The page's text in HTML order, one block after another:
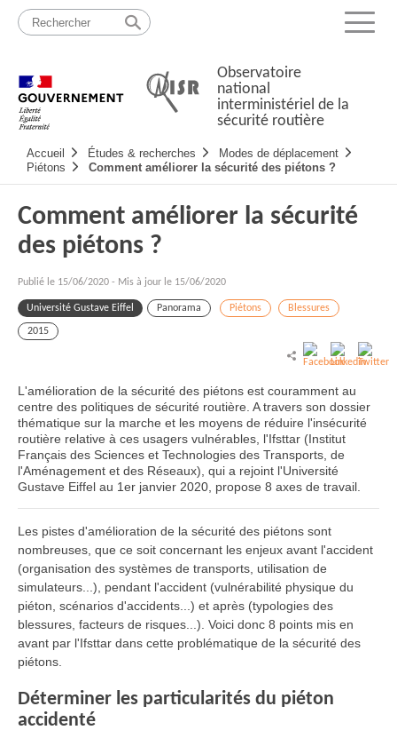
Passer
contenu
Menu
Observatoire
national
interministériel de la
sécurité routière
principale
Accueil Études & recherches
Modes de déplacement
Piétons
Comment améliorer la sécurité des piétons ?
Comment améliorer la sécurité
des piétons ?
Publié le 15/06/2020 - Mis à jour le 15/06/2020
Université Gustave Eiffel Panorama Piétons Blessures
2015
L'amélioration de la sécurité des piétons est couramment au
centre des politiques de sécurité routière. A travers son dossier
thématique sur la marche et les moyens de réduire l'insécurité
routière relative à ces usagers vulnérables, l'Ifsttar (Institut
Français des Sciences et Technologies des Transports, de
l'Aménagement et des Réseaux), qui a rejoint l'Université
Gustave Eiffel au 1er janvier 2020, propose 8 axes de travail.
Les pistes d'amélioration de la sécurité des piétons sont
nombreuses, que ce soit concernant les enjeux avant l'accident
(organisation des systèmes de transports, utilisation de
simulateurs...), pendant l'accident (vulnérabilité physique du
piéton, scénarios d'accidents...) et après (typologies des
blessures, facteurs de risques...). Voici donc 8 points mis en
avant par l'Ifsttar dans cette problématique de la sécurité des
piétons.
Déterminer les particularités du piéton
accidenté